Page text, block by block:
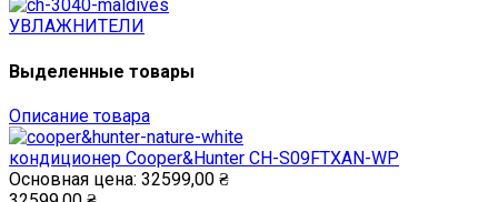
УВЛАЖНИТЕЛИ
Выделенные товары
Описание товара
кондиционер Cooper&Hunter CH-S09FTXAN-WP
Основная цена: 32599,00 ₴